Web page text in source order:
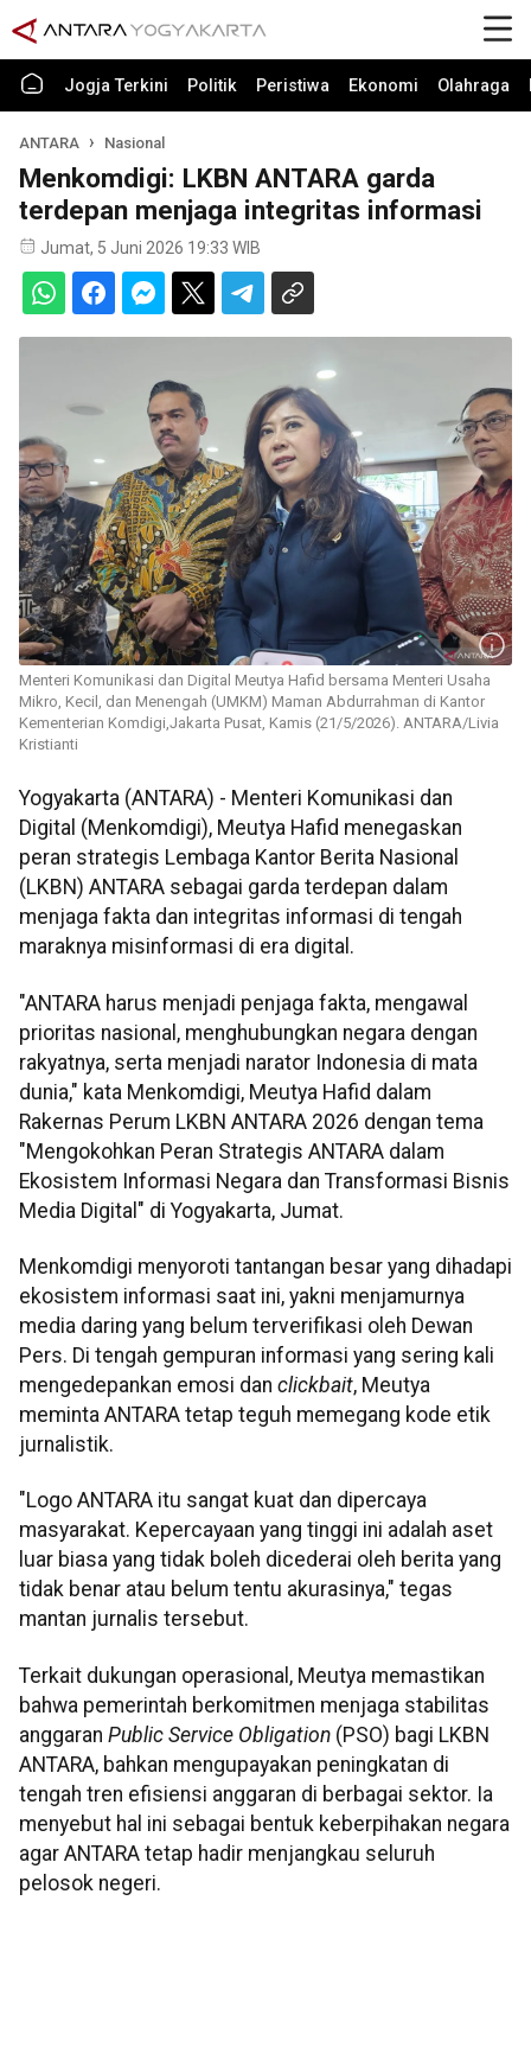
Jogja Terkini Politik Peristiwa Ekonomi Olahraga
ANTARA Nasional
Menkomdigi: LKBN ANTARA garda
terdepan menjaga integritas informasi
Jumat, 5 Juni 2026 19:33 WIB
Menteri Komunikasi dan Digital Meutya Hafid bersama Menteri Usaha
Mikro, Kecil, dan Menengah (UMKM) Maman Abdurrahman di Kantor
Kementerian Komdigi,Jakarta Pusat, Kamis (21/5/2026). ANTARA/Livia
Kristianti
Yogyakarta (ANTARA) - Menteri Komunikasi dan
Digital (Menkomdigi), Meutya Hafid menegaskan
peran strategis Lembaga Kantor Berita Nasional
(LKBN) ANTARA sebagai garda terdepan dalam
menjaga fakta dan integritas informasi di tengah
maraknya misinformasi di era digital.
"ANTARA harus menjadi penjaga fakta, mengawal
prioritas nasional, menghubungkan negara dengan
rakyatnya, serta menjadi narator Indonesia di mata
dunia," kata Menkomdigi, Meutya Hafid dalam
Rakernas Perum LKBN ANTARA 2026 dengan tema
"Mengokohkan Peran Strategis ANTARA dalam
Ekosistem Informasi Negara dan Transformasi Bisnis
Media Digital" di Yogyakarta, Jumat.
Menkomdigi menyoroti tantangan besar yang dihadapi
ekosistem informasi saat ini, yakni menjamurnya
media daring yang belum terverifikasi oleh Dewan
Pers. Di tengah gempuran informasi yang sering kali
mengedepankan emosi dan clickbait, Meutya
meminta ANTARA tetap teguh memegang kode etik
jurnalistik.
"Logo ANTARA itu sangat kuat dan dipercaya
masyarakat. Kepercayaan yang tinggi ini adalah aset
luar biasa yang tidak boleh dicederai oleh berita yang
tidak benar atau belum tentu akurasinya," tegas
mantan jurnalis tersebut.
Terkait dukungan operasional, Meutya memastikan
bahwa pemerintah berkomitmen menjaga stabilitas
anggaran Public Service Obligation (PSO) bagi LKBN
ANTARA, bahkan mengupayakan peningkatan di
tengah tren efisiensi anggaran di berbagai sektor. Ia
menyebut hal ini sebagai bentuk keberpihakan negara
agar ANTARA tetap hadir menjangkau seluruh
pelosok negeri.